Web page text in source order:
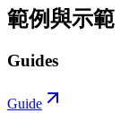
範例與示範
Guides
Guide